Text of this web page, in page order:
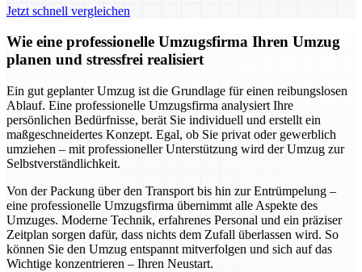
Jetzt schnell vergleichen
Wie eine professionelle Umzugsfirma Ihren Umzug
planen und stressfrei realisiert
Ein gut geplanter Umzug ist die Grundlage für einen reibungslosen
Ablauf. Eine professionelle Umzugsfirma analysiert Ihre
persönlichen Bedürfnisse, berät Sie individuell und erstellt ein
maßgeschneidertes Konzept. Egal, ob Sie privat oder gewerblich
umziehen – mit professioneller Unterstützung wird der Umzug zur
Selbstverständlichkeit.
Von der Packung über den Transport bis hin zur Entrümpelung –
eine professionelle Umzugsfirma übernimmt alle Aspekte des
Umzuges. Moderne Technik, erfahrenes Personal und ein präziser
Zeitplan sorgen dafür, dass nichts dem Zufall überlassen wird. So
können Sie den Umzug entspannt mitverfolgen und sich auf das
Wichtige konzentrieren – Ihren Neustart.